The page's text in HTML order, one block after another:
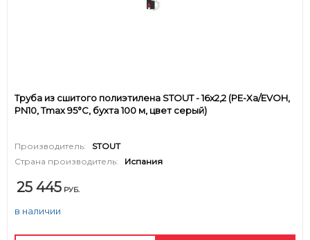
Труба из сшитого полиэтилена STOUT - 16x2,2 (PE-Xa/EVOH,
PN10, Tmax 95°C, бухта 100 м, цвет серый)
Производитель:
STOUT
Страна производитель:
Испания
25 445 РУБ.
в наличии